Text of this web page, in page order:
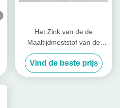
Het Zink van de de
Maaltijdmeststof van de
bladnevelsojaboon Chelated
Agrochemische Hoge
Zuiverheid
Vind de beste prijs